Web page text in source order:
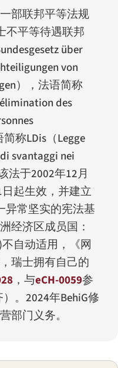
部联邦平等法规
平等待遇联邦
über
von
），法语简称
des
简称LDis （Legge
svantaggi nei
法于2002年12月
起生效，并建立
异常坚实的宪法基
经济区成员国：
不自动适用，《网
瑞士拥有自己的
，与eCH-0059参
）。2024年BehiG修
部门义务。